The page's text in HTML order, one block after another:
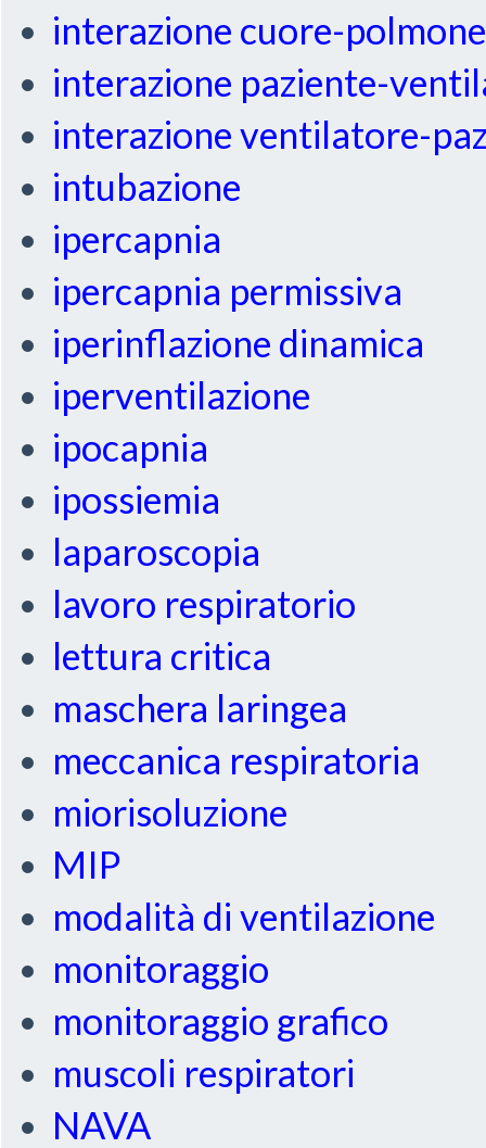
interazione cuore-polmone
interazione paziente-
interazione ventilatore-
intubazione
ipercapnia
ipercapnia permissiva
iperinflazione dinamica
iperventilazione
ipocapnia
ipossiemia
laparoscopia
lavoro respiratorio
lettura critica
maschera laringea
meccanica respiratoria
miorisoluzione
MIP
modalità di ventilazione
monitoraggio
monitoraggio grafico
muscoli respiratori
NAVA